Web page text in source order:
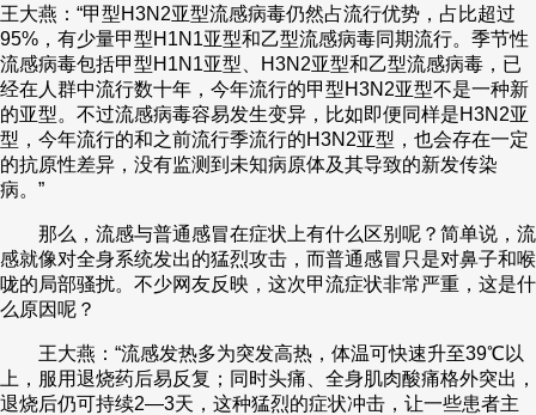
王大燕：“甲型H3N2亚型流感病毒仍然占流行优势，占比超过
95%，有少量甲型H1N1亚型和乙型流感病毒同期流行。季节性
流感病毒包括甲型H1N1亚型、H3N2亚型和乙型流感病毒，已
经在人群中流行数十年，今年流行的甲型H3N2亚型不是一种新
的亚型。不过流感病毒容易发生变异，比如即便同样是H3N2亚
型，今年流行的和之前流行季流行的H3N2亚型，也会存在一定
的抗原性差异，没有监测到未知病原体及其导致的新发传染
病。”
那么，流感与普通感冒在症状上有什么区别呢？简单说，流
感就像对全身系统发出的猛烈攻击，而普通感冒只是对鼻子和喉
咙的局部骚扰。不少网友反映，这次甲流症状非常严重，这是什
么原因呢？
王大燕：“流感发热多为突发高热，体温可快速升至39℃以
上，服用退烧药后易反复；同时头痛、全身肌肉酸痛格外突出，
退烧后仍可持续2—3天，这种猛烈的症状冲击，让一些患者主